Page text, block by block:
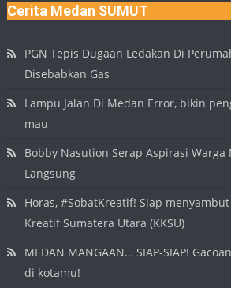
Cerita Medan SUMUT
PGN Tepis Dugaan Ledakan Di
Disebabkan Gas
Lampu Jalan Di Medan Error, bikin
mau
Bobby Nasution Serap Aspirasi Warga
Langsung
Horas, #SobatKreatif! Siap
Kreatif Sumatera Utara (KKSU)
MEDAN MANGAAN… SIAP-SIAP!
di kotamu!